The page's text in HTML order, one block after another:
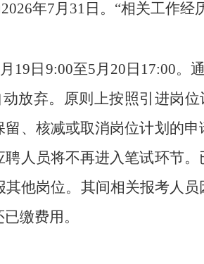
年7月31日。“相关工作
19日9:00至5月20日17:00
放弃。原则上按照引进岗
、核减或取消岗位计划的
人员将不再进入笔试环节
其他岗位。其间相关报考人
缴费用。